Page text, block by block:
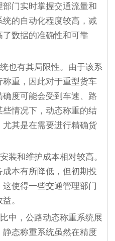
门实时掌握交通流量和
的自动化程度较高，减
数据的准确性和可靠
也有其局限性。由于该系
重，因此对于重型货车
度可能会受到车速、路
情况下，动态称重的结
其是在需要进行精确货
装和维护成本相对较高。
本有所降低，但初期投
使得一些交通管理部门
。
中，公路动态称重系统展
态称重系统虽然在精度